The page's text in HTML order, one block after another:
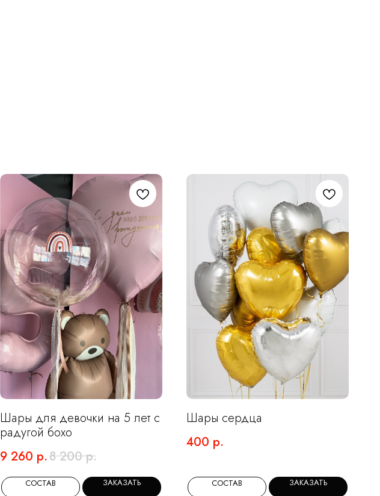
Шары для девочки на 5 лет с
радугой бохо
9 260 р.8 200 р.
СОСТАВ ЗАКАЗАТЬ
Шары сердца
400 р.
СОСТАВ ЗАКАЗАТЬ